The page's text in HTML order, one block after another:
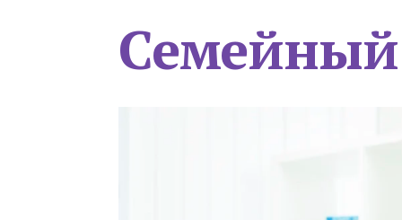
Семейный